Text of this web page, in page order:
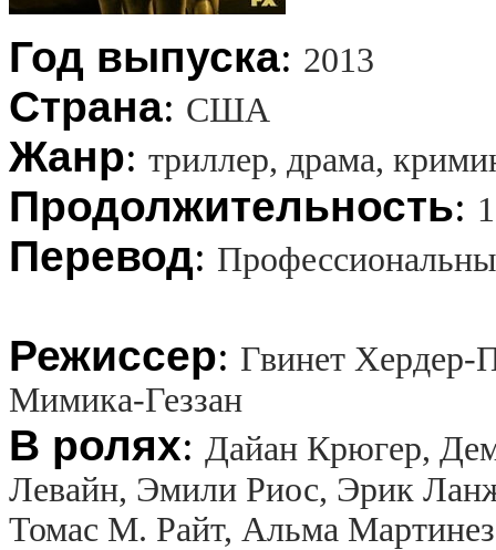
Год выпуска: 2013
Страна: США
Жанр: триллер, драма,
Продолжительность:
Перевод:
Режиссер: Гвинет
Мимика-Геззан
В ролях: Дайан Крюгер,
Левайн, Эмили Риос, Эрик
Томас М. Райт, Альма Мартинез